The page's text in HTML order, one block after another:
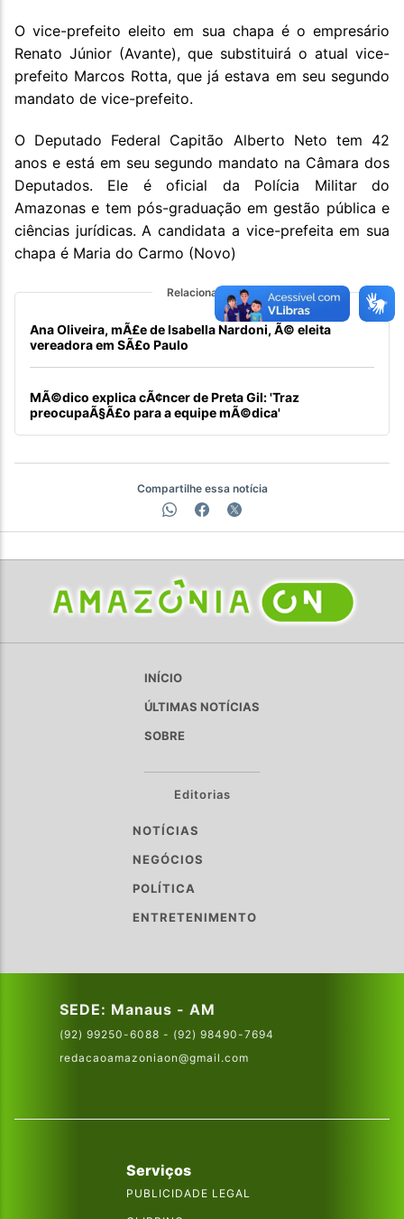
O vice-prefeito eleito em sua chapa é o empresário
Renato Júnior (Avante), que substituirá o atual vice-
prefeito Marcos Rotta, que já estava em seu segundo
mandato de vice-prefeito.
O Deputado Federal Capitão Alberto Neto tem 42
anos e está em seu segundo mandato na Câmara dos
Deputados. Ele é oficial da Polícia Militar do
Amazonas e tem pós-graduação em gestão pública e
ciências jurídicas. A candidata a vice-prefeita em sua
chapa é Maria do Carmo (Novo)
Relacionadas
Ana Oliveira, mÃ£e de Isabella Nardoni, Ã© eleita
vereadora em SÃ£o Paulo
MÃ©dico explica cÃ¢ncer de Preta Gil: 'Traz
preocupaÃ§Ã£o para a equipe mÃ©dica'
Compartilhe essa notícia
INÍCIO
ÚLTIMAS NOTÍCIAS
SOBRE
Editorias
NOTÍCIAS
NEGÓCIOS
POLÍTICA
ENTRETENIMENTO
SEDE: Manaus - AM
(92) 99250-6088 - (92) 98490-7694
redacaoamazoniaon@gmail.com
Serviços
PUBLICIDADE LEGAL